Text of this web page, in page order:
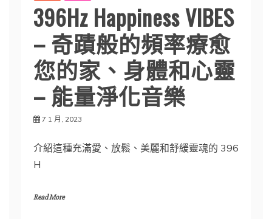
396Hz Happiness VIBES
– 奇蹟般的頻率療愈
您的家、身體和心靈
– 能量淨化音樂
7 1 月, 2023
介紹這種充滿愛、放鬆、美麗和舒緩靈魂的 396
H
Read More